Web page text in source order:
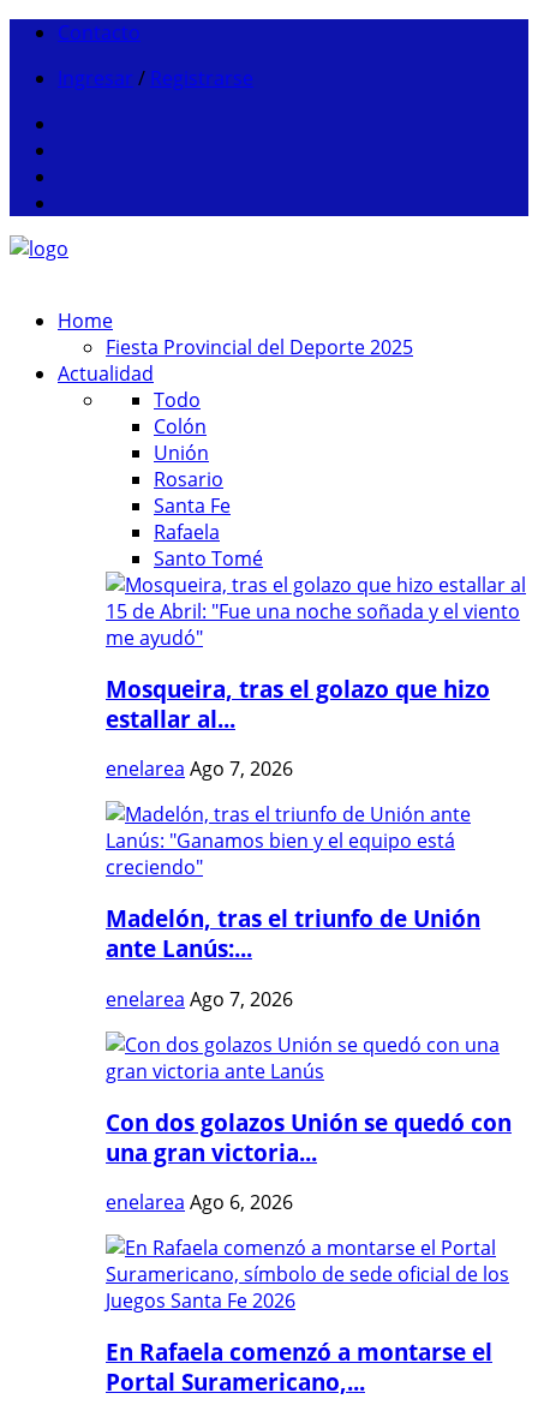
Contacto
Ingresar / Registrarse
Home
Fiesta Provincial del Deporte 2025
Actualidad
Todo
Colón
Unión
Rosario
Santa Fe
Rafaela
Santo Tomé
Mosqueira, tras el golazo que hizo
estallar al...
enelarea Ago 7, 2026
Madelón, tras el triunfo de Unión
ante Lanús:...
enelarea Ago 7, 2026
Con dos golazos Unión se quedó con
una gran victoria...
enelarea Ago 6, 2026
En Rafaela comenzó a montarse el
Portal Suramericano,...